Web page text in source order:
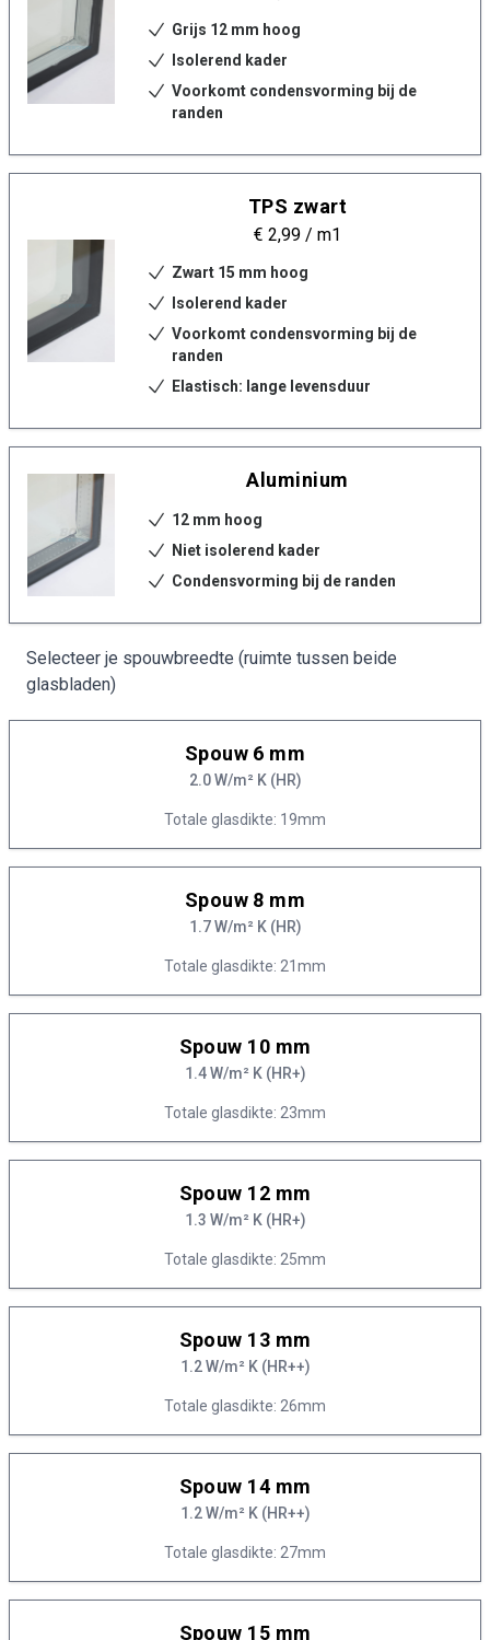
Grijs 12 mm hoog
Isolerend kader
Voorkomt condensvorming bij de
randen
TPS zwart
€ 2,99 / m1
Zwart 15 mm hoog
Isolerend kader
Voorkomt condensvorming bij de
randen
Elastisch: lange levensduur
Aluminium
12 mm hoog
Niet isolerend kader
Condensvorming bij de randen
Selecteer je spouwbreedte (ruimte tussen beide
glasbladen)
Spouw 6 mm
2.0 W/m² K (HR)
Totale glasdikte: 19mm
Spouw 8 mm
1.7 W/m² K (HR)
Totale glasdikte: 21mm
Spouw 10 mm
1.4 W/m² K (HR+)
Totale glasdikte: 23mm
Spouw 12 mm
1.3 W/m² K (HR+)
Totale glasdikte: 25mm
Spouw 13 mm
1.2 W/m² K (HR++)
Totale glasdikte: 26mm
Spouw 14 mm
1.2 W/m² K (HR++)
Totale glasdikte: 27mm
Spouw 15 mm